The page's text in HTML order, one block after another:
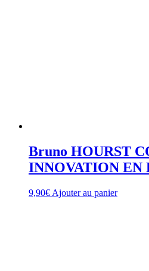
Bruno HOURST
INNOVATION EN
9,90€ Ajouter au panier